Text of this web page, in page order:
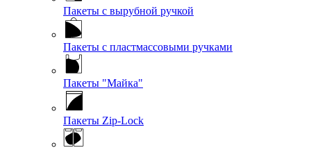
Пакеты с вырубной ручкой
Пакеты с пластмассовыми ручками
Пакеты "Майка"
Пакеты Zip-Lock